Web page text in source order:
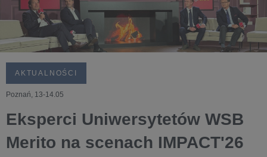
AKTUALNOŚCI
Poznań, 13-14.05
Eksperci Uniwersytetów WSB
Merito na scenach IMPACT'26